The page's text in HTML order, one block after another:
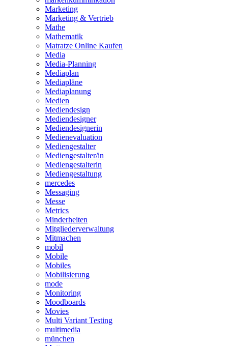
Marketing
Marketing & Vertrieb
Mathe
Mathematik
Matratze Online Kaufen
Media
Media-Planning
Mediaplan
Mediapläne
Mediaplanung
Medien
Mediendesign
Mediendesigner
Mediendesignerin
Medienevaluation
Mediengestalter
Mediengestalter/in
Mediengestalterin
Mediengestaltung
mercedes
Messaging
Messe
Metrics
Minderheiten
Mitgliederverwaltung
Mitmachen
mobil
Mobile
Mobiles
Mobilisierung
mode
Monitoring
Moodboards
Movies
Multi Variant Testing
multimedia
münchen